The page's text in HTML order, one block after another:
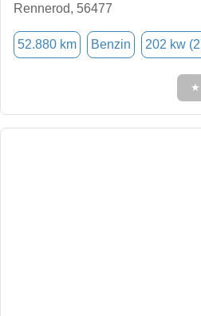
Rennerod, 56477
52.880 km Benzin 202 kw
★